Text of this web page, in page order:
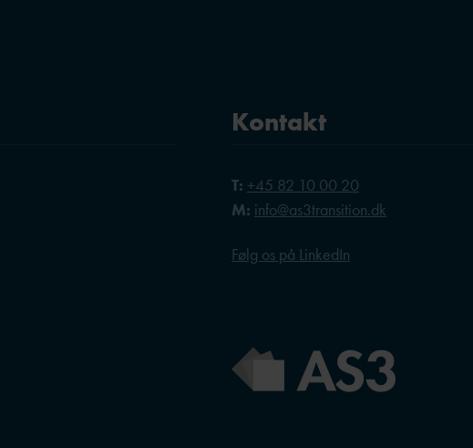
Kontakt
T: +45 82 10 00 20
M: info@as3transition.dk
Følg os på LinkedIn